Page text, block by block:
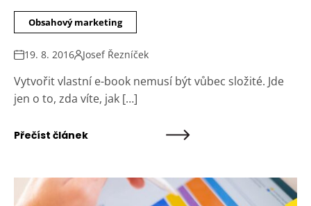
Obsahový marketing
19. 8. 2016 Josef Řezníček
Vytvořit vlastní e-book nemusí být vůbec složité. Jde
jen o to, zda víte, jak […]
Přečíst článek